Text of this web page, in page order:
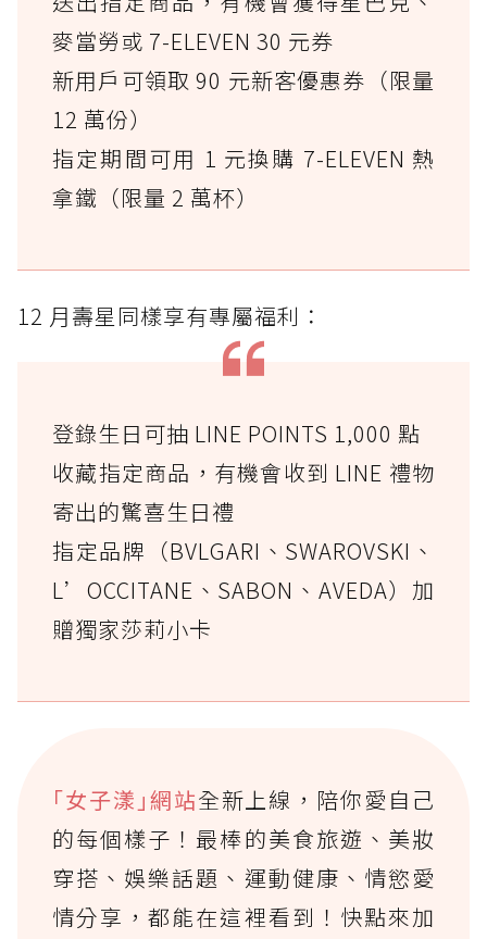
麥當勞或 7-ELEVEN 30 元券
新用戶可領取 90 元新客優惠券（限量
12 萬份）
指定期間可用 1 元換購 7-ELEVEN 熱
拿鐵（限量 2 萬杯）
12 月壽星同樣享有專屬福利：
登錄生日可抽 LINE POINTS 1,000 點
收藏指定商品，有機會收到 LINE 禮物
寄出的驚喜生日禮
指定品牌（BVLGARI、SWAROVSKI、
L’OCCITANE、SABON、AVEDA）加
贈獨家莎莉小卡
｢女子漾｣網站全新上線，陪你愛自己
的每個樣子！最棒的美食旅遊、美妝
穿搭、娛樂話題、運動健康、情慾愛
情分享，都能在這裡看到！快點來加